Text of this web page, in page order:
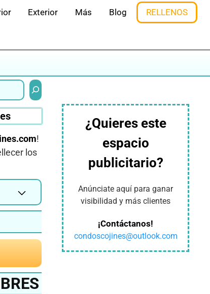
Exterior Más Blog RELLENOS
Buscar
!
los
¿Quieres este
espacio
publicitario?
Anúnciate aquí para ganar
visibilidad y más clientes
¡Contáctanos!
condoscojines@outlook.com